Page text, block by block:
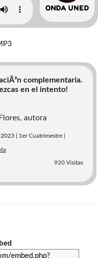
complementaria.
en el intento!
autora
| 1er Cuatrimestre |
920 Visitas